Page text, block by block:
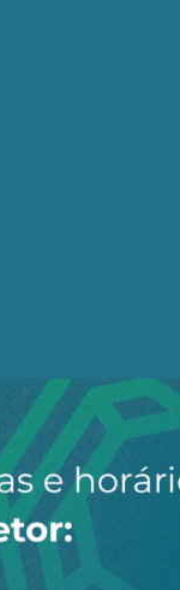
propondo
(ocidente e
idioma, pela
coexistem.
de conquista
uma lógica
“sem
(“As
obsessiva com
Vozes,
do trabalho,
natureza e